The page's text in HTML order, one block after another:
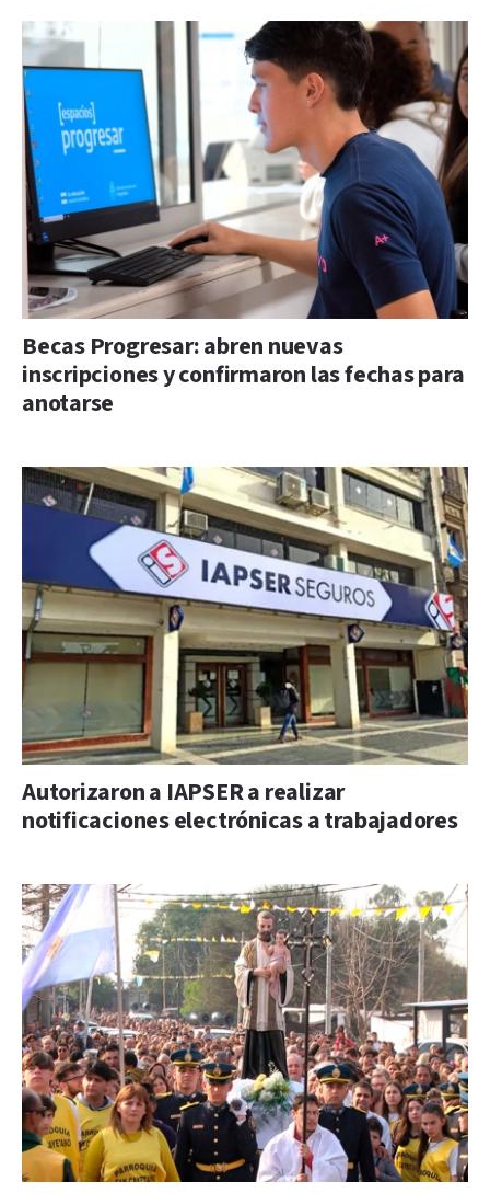
Becas Progresar: abren nuevas
inscripciones y confirmaron las fechas para
anotarse
Autorizaron a IAPSER a realizar
notificaciones electrónicas a trabajadores